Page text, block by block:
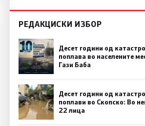
РЕДАКЦИСКИ ИЗБОР
Десет години од
поплава во населените
Гази Баба
Десет години од
поплави во Скопско: Во
22 лица